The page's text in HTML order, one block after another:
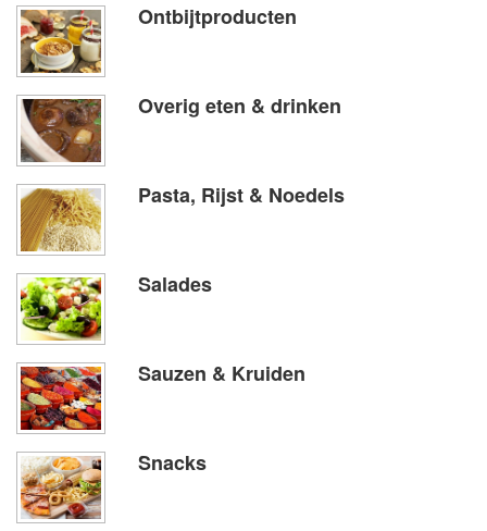
Ontbijtproducten
Overig eten & drinken
Pasta, Rijst & Noedels
Salades
Sauzen & Kruiden
Snacks